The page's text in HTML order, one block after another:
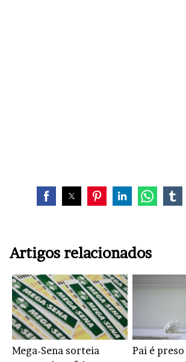
Artigos relacionados
Mega-Sena sorteia
Pai é preso